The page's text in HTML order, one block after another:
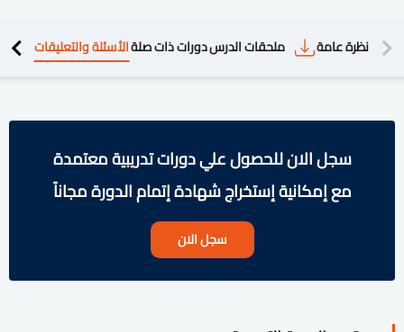
نظرة عامة ملحقات الدرسدورات ذات صلةالأسئلة والتعليقات
سجل الان للحصول علي دورات تدريبية معتمدة
مع إمكانية إستخراج شهادة إتمام الدورة مجاناً
سجل الان